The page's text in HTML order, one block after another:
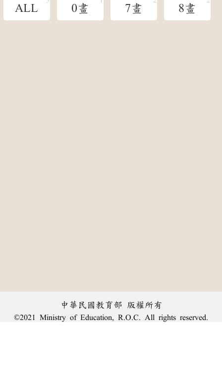
ALL 0畫 7畫 8畫
中華民國教育部 版權所有
©2021 Ministry of Education, R.O.C. All rights reserved.